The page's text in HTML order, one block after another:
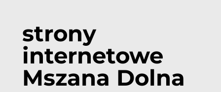
strony
internetowe
Mszana Dolna